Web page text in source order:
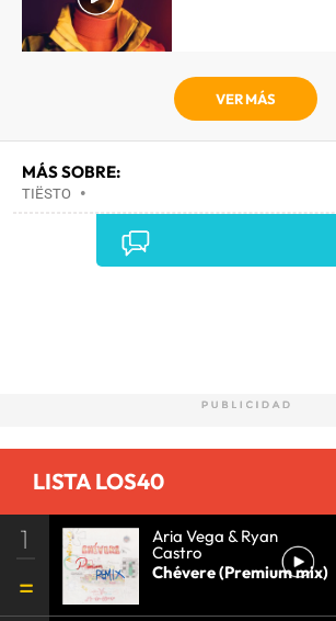
VER MÁS
MÁS SOBRE:
TIËSTO •
LISTA LOS40
1 Aria Vega & Ryan
Castro
Chévere (Premium mix)